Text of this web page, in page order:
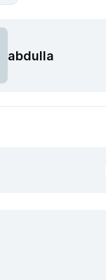
abdulla